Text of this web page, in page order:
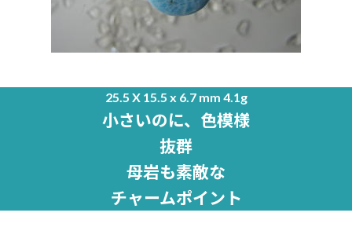
25.5 X 15.5 x 6.7 mm 4.1g
小さいのに、色模様
抜群
母岩も素敵な
チャームポイント